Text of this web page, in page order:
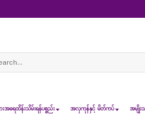
အရေထိန်းသိမ်းရန်ပစ္စည်း အလှကုန်နှင့် မိတ်ကပ် အမျိုး